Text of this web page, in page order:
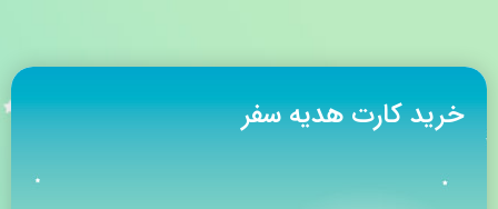
خرید کارت هدیه سفر